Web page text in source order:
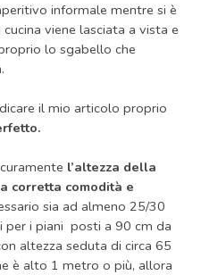
informale mentre si è
viene lasciata a vista e
lo sgabello che
il mio articolo proprio
l’altezza della
corretta comodità e
sia ad almeno 25/30
per i piani posti a 90 cm da
altezza seduta di circa 65
è alto 1 metro o più, allora